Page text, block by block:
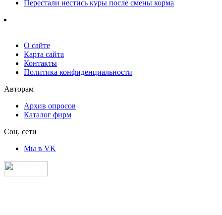
Перестали нестись куры после смены корма
О сайте
Карта сайта
Контакты
Политика конфиденциальности
Авторам
Архив опросов
Каталог фирм
Соц. сети
Мы в VK